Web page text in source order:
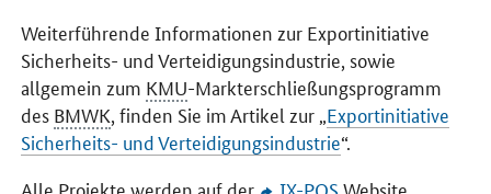
Weiterführende Informationen zur Exportinitiative
Sicherheits- und Verteidigungsindustrie, sowie
allgemein zum KMU-Markterschließungsprogramm
des BMWK, finden Sie im Artikel zur „Exportinitiative
Sicherheits- und Verteidigungsindustrie“.